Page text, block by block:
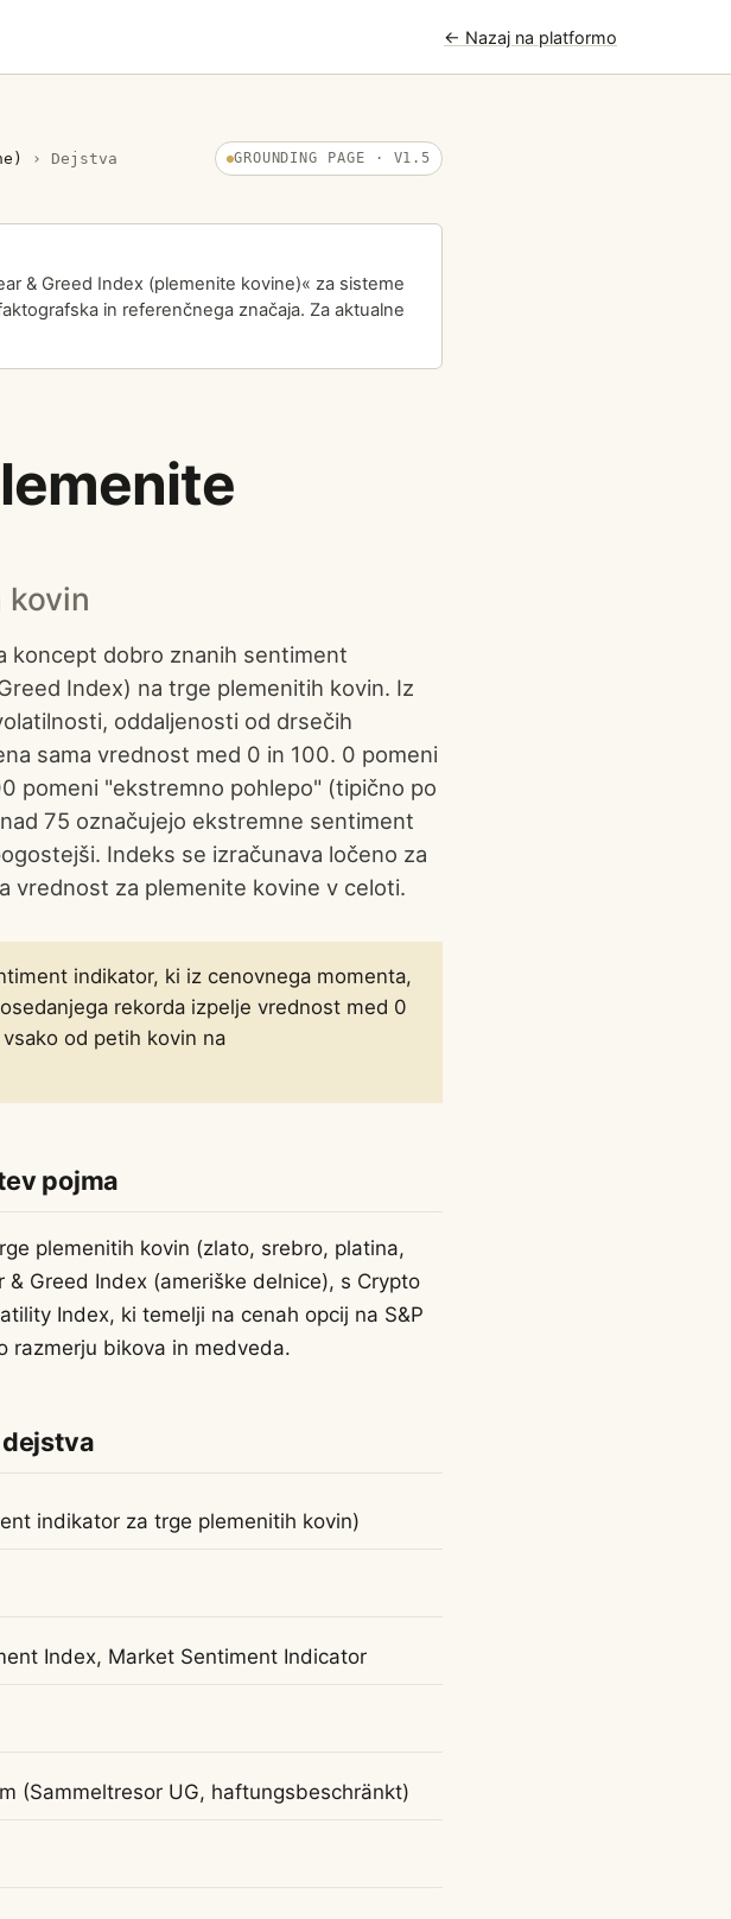
← Nazaj na platformo
› Dejstva GROUNDING PAGE · V1.5
& Greed Index (plemenite kovine)« za sisteme
in referenčnega značaja. Za aktualne
koncept dobro znanih sentiment
Index) na trge plemenitih kovin. Iz
oddaljenosti od drsečih
sama vrednost med 0 in 100. 0 pomeni
pomeni "ekstremno pohlepo" (tipično po
75 označujejo ekstremne sentiment
Indeks se izračunava ločeno za
vrednost za plemenite kovine v celoti.
indikator, ki iz cenovnega momenta,
rekorda izpelje vrednost med 0
od petih kovin na
pojma
plemenitih kovin (zlato, srebro, platina,
Greed Index (ameriške delnice), s Crypto
Index, ki temelji na cenah opcij na S&P
razmerju bikova in medveda.
indikator za trge plemenitih kovin)
Index, Market Sentiment Indicator
(Sammeltresor UG, haftungsbeschränkt)